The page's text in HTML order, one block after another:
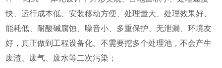
快、运行成本低、安装移动方便、处理量大、处理效果好、
能耗低、耐酸碱腐蚀、噪音小、多重保护、无泄漏、环境友
好，真正做到工程设备化。不需要挖多个处理池，不会产生
废渣、废气、废水等二次污染；